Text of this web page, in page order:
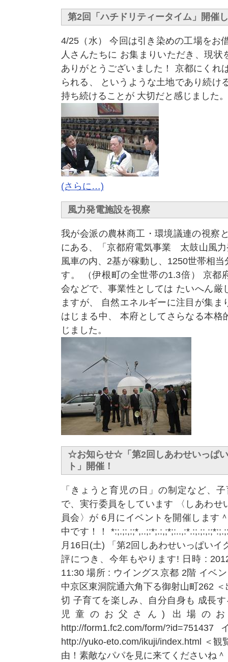
第2回「ハチドリティータイム」開催
4/25（水） 今回は引き染めの工場をお
人さんたちに お集まりいただき、現状
ありがとうございました！ 京都にくれ
られる、 というような土地であり続け
持ち続けることが 大切だと感じました。
(さらに…)
風力発電施設を視察
我が会派の農林商工・環境議連の視察
にある、「京都府電気事業 太鼓山風力
風車の内、2基が稼動し、1250世帯相
す。 （伊根町の全世帯の1.3倍） 京都
会などで、事業性としては たいへん厳
ますが、 自然エネルギーに注目が集ま
はじまる中、 本府としてさらなる本格
じました。
☆お知らせ☆「第2回しあわせいっぱ
ト」開催！
「きょうと育児の日」の制定など、
で、実行委員をしています 〈しあわせ
員会〉が 6月にイベントを開催します
中です！！
月16日(土) 「第2回しあわせいっぱいイ
評につき、今年もやります! 日時 :
11:30 場所 : ウイングス京都 2階
中京区東洞院通六角下る御射山町262
切 子育てを楽しみ、自分自身も 成長
児童のお父さん) 出場の
http://form1.fc2.com/form/
http://yuko-eto.com/ikuji/index.html ＜観
由！素敵なパパを見に来てくださいね